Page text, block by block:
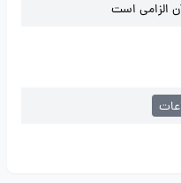
الزامی است